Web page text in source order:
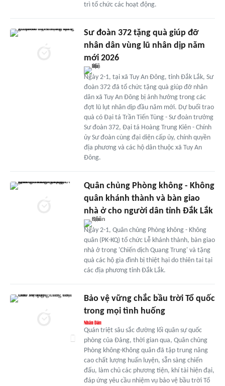
trì tổ chức các hoạt động.
Sư đoàn 372 tặng quà giúp đỡ
nhân dân vùng lũ nhân dịp năm
mới 2026
Ngày 2-1, tại xã Tuy An Đông, tỉnh Đắk Lắk, Sư
đoàn 372 đã tổ chức tặng quà giúp đỡ nhân
dân xã Tuy An Đông bị ảnh hưởng trong các
đợt lũ lụt nhân dịp đầu năm mới. Dự buổi trao
quà có Đại tá Trần Tiến Tùng - Sư đoàn trưởng
Sư đoàn 372, Đại tá Hoàng Trung Kiên - Chính
ủy Sư đoàn cùng đại diện cấp ủy, chính quyền
địa phương và các hộ dân thuộc xã Tuy An
Đông.
Quân chủng Phòng không - Không
quân khánh thành và bàn giao
nhà ở cho người dân tỉnh Đắk Lắk
Ngày 2-1, Quân chủng Phòng không - Không
quân (PK-KQ) tổ chức Lễ khánh thành, bàn giao
nhà ở trong 'Chiến dịch Quang Trung' và tặng
quà các hộ gia đình bị thiệt hại do thiên tai tại
các địa phương tỉnh Đắk Lắk.
Bảo vệ vững chắc bầu trời Tổ quốc
trong mọi tình huống
Quán triệt sâu sắc đường lối quân sự quốc
phòng của Đảng, thời gian qua, Quân chủng
Phòng không-Không quân đã tập trung nâng
cao chất lượng huấn luyện, sẵn sàng chiến
đấu, làm chủ các phương tiện, khí tài hiện đại,
đáp ứng yêu cầu nhiệm vụ bảo vệ bầu trời Tổ